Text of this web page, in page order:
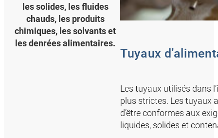
les solides, les fluides
chauds, les produits
chimiques, les solvants et
les denrées alimentaires.
Tuyaux
Les tuyaux utilisés dans
plus strictes. Les tuyaux
d’être conformes aux
liquides, solides et